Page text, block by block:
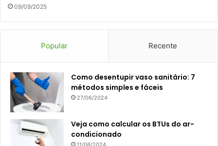
09/09/2025
Popular Recente
Como desentupir vaso sanitário: 7
métodos simples e fáceis
27/06/2024
Veja como calcular os BTUs do ar-
condicionado